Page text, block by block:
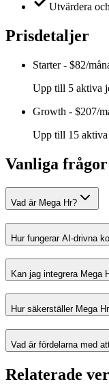
Utvärdera
Prisdetaljer
Starter- $82/
Upp till 5 aktiva
Growth - $207/
Upp till 15
Vanliga frågor
Vad är Mega Hr?
Hur fungerar AI-drivna
Kan jag integrera Mega
Hur säkerställer Mega
Vad är fördelarna med
Relaterade